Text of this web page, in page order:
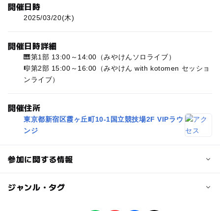
開催日時
2025/03/20(木)
開催日時詳細
🎹第1部 13:00～14:00（みやけんソロライブ）
🎼第2部 15:00～16:00（みやけん with kotomen セッショ
ンライブ）
開催住所
東京都新宿区霞ヶ丘町10-1国立競技場2F VIPラウ
ンジ
参加に関する情報
対象年齢
3歳･4歳･5歳･6歳(幼児) 小学生 中学生･高校生
ジャンル・タグ